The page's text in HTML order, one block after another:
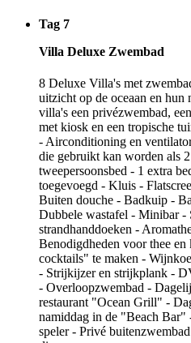
Tag 7
Villa Deluxe Zwembad
8 Deluxe Villa's met
uitzicht op de oceaan en
villa's een privézwembad,
met kiosk en een tropische
- Airconditioning en
die gebruikt kan worden als
tweepersoonsbed - 1 extra
toegevoegd - Kluis -
Buiten douche - Badkuip -
Dubbele wastafel - Minibar -
strandhanddoeken -
Benodigdheden voor thee
cocktails" te maken -
- Strijkijzer en strijkplank -
- Overloopzwembad -
restaurant "Ocean Grill" -
namiddag in de "Beach
speler - Privé